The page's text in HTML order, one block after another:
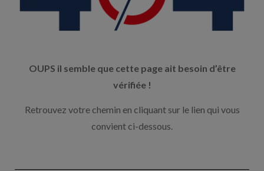
OUPS il semble que cette page ait besoin d’être
vérifiée !
Retrouvez votre chemin en cliquant sur le lien qui vous
convient ci-dessous.